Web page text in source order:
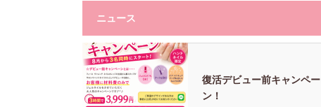
ニュース
復活デビュー前キャンペー
ン！